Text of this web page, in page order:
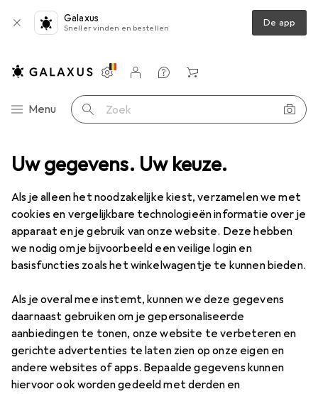
Uw gegevens. Uw keuze.
Als je alleen het noodzakelijke kiest, verzamelen we met
cookies en vergelijkbare technologieën informatie over je
apparaat en je gebruik van onze website. Deze hebben
we nodig om je bijvoorbeeld een veilige login en
basisfuncties zoals het winkelwagentje te kunnen bieden.
Als je overal mee instemt, kunnen we deze gegevens
daarnaast gebruiken om je gepersonaliseerde
aanbiedingen te tonen, onze website te verbeteren en
gerichte advertenties te laten zien op onze eigen en
andere websites of apps. Bepaalde gegevens kunnen
hiervoor ook worden gedeeld met derden en
Galaxus
Sneller vinden en bestellen De app
Categorie navigatie
Menu Zoek op
Instellingen
Klantenaccount
Produktvergelijking
Verlanglijstje
Winkelmandje
Beveiliging Arbeidsveiligheid Werkkleding
Verkoop Werkschoenen